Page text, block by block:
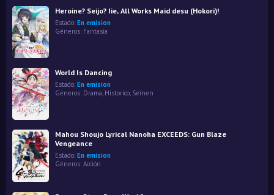
Heroine? Seijo? Iie, All Works Maid desu (Hokori)!
Estado: En emision
Géneros: Fantasía
World Is Dancing
Estado: En emision
Géneros: Drama, Historico, Seinen
Mahou Shoujo Lyrical Nanoha EXCEEDS: Gun Blaze
Vengeance
Estado: En emision
Géneros: Acción